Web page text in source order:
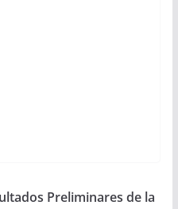
Preliminares de la